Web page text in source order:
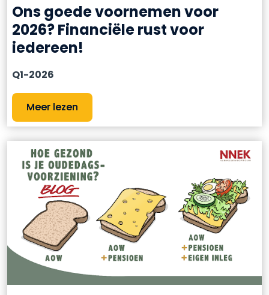
Ons goede voornemen voor
2026? Financiële rust voor
iedereen!
Q1-2026
Meer lezen